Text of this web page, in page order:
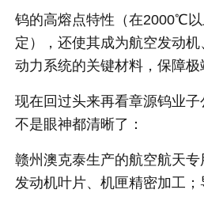
钨的高熔点特性（在2000℃
定），还使其成为航空发动
动力系统的关键材料，保障极
现在回过头来再看章源钨业
不是眼神都清晰了：
赣州澳克泰生产的航空航天
发动机叶片、机匣精密加工